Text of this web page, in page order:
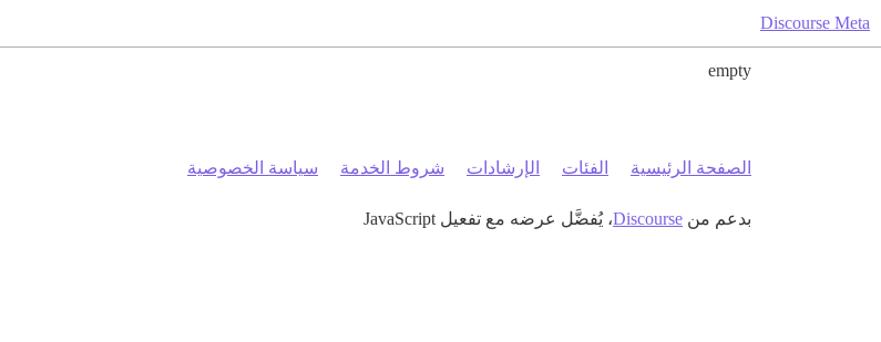
Discourse Meta
empty
الصفحة الرئيسية الفئات الإرشادات شروط الخدمة سياسة الخصوصية
بدعم من Discourse، يُفضَّل عرضه مع تفعيل JavaScript